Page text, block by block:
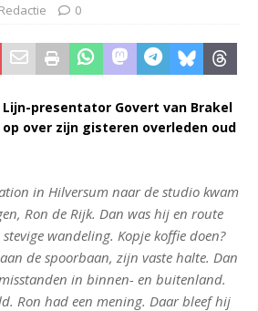
Redactie 0
presentator Govert van Brakel
over zijn gisteren overleden oud
in Hilversum naar de studio kwam
Ron de Rijk. Dan was hij en route
wandeling. Kopje koffie doen?
de spoorbaan, zijn vaste halte. Dan
in binnen- en buitenland.
Ron had een mening. Daar bleef hij